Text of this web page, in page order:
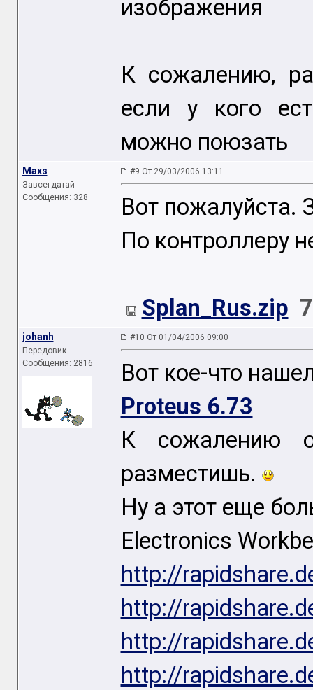
изображения
К сожалению,
если у кого
можно поюзать
Maxs
Завсегдатай
Сообщения: 328
#9 От 29/03/2006 13:11
Вот пожалуйста.
По контроллеру
Splan_Rus.zip
johanh
Передовик
Сообщения: 2816
#10 От 01/04/2006 09:00
Вот кое-что
Proteus 6.73
К сожалению
разместишь.
Ну а этот еще
Electronics
http://
http://
http://
http://